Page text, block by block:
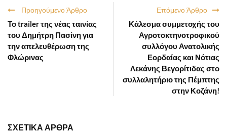
Επόμενο Άρθρο
Κάλεσμα συμμετοχής του
Αγροτοκτηνοτροφικού
συλλόγου Ανατολικής
Εορδαίας και Νότιας
Λεκάνης Βεγορίτιδας στο
συλλαλητήριο της Πέμπτης
στην Κοζάνη!
Προηγούμενο Άρθρο
Το trailer της νέας ταινίας
του Δημήτρη Πασίνη για
την απελευθέρωση της
Φλώρινας
ΣΧΕΤΙΚΑ ΑΡΘΡΑ